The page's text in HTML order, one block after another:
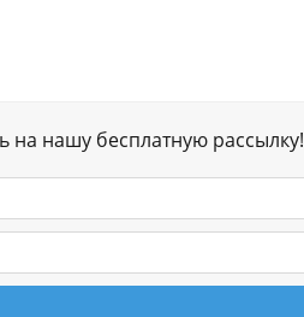
на нашу бесплатную рассылку!